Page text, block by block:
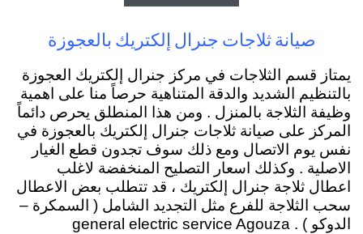
صيانة ثلاجات جنرال إلكتريك بالعجوزة
يمتاز قسم الثلاجات في مركز جنرال إلكتريك العجوزة
بالتنظيم الشديد والدقة المتناهية حرصاً منا على اهمية
وظيفة الثلاجة بالمنزل . ومن هذا المنطلق يحرص دائماً
المركز على صيانة ثلاجات جنرال إلكتريك بالعجوزة في
نفس يوم الاتصال ومع ذلك سوف تجدون قطع الغيار
الاصلية . وكذلك اسعار التصليح المنخفضة لاغلب
اعطال ثلاجة جنرال إلكتريك ، قد تتطلب بعض الاعطال
سحب الثلاجة للفرع مثل التجديد الشامل ( السمكرة –
الدوكو ) . general electric service Agouza